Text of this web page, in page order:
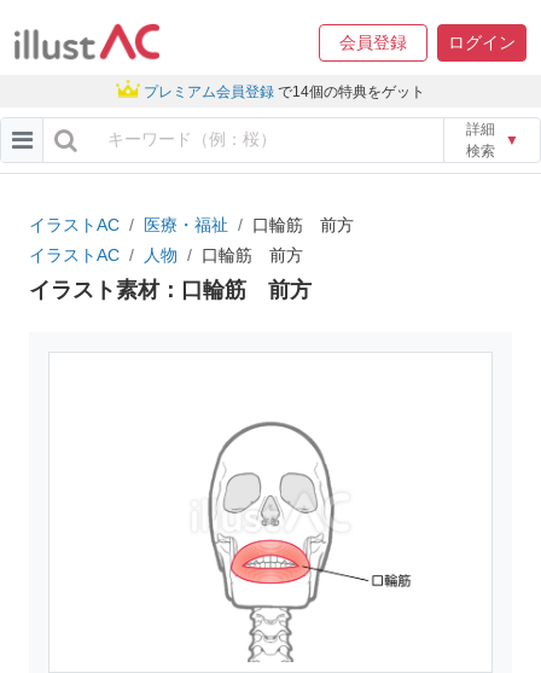
会員登録 ログイン
プレミアム会員登録 で14個の特典をゲット
詳細
検索
▼
イラストAC 医療・福祉
口輪筋 前方
イラストAC
人物 口輪筋 前方
イラスト素材：口輪筋 前方